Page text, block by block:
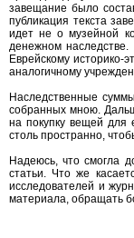
завещание было
публикация текста
идет не о музейной
денежном
Еврейскому историко-
аналогичному
Наследственные
собранных мною.
на покупку вещей для
столь пространно,
Надеюсь, что смогла
статьи. Что же
исследователей и
материала, обращать